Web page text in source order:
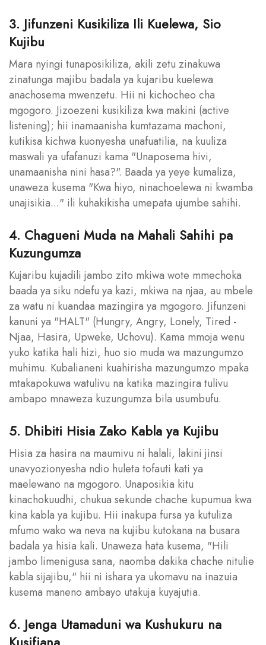
3. Jifunzeni Kusikiliza Ili Kuelewa, Sio
Kujibu
Mara nyingi tunaposikiliza, akili zetu zinakuwa
zinatunga majibu badala ya kujaribu kuelewa
anachosema mwenzetu. Hii ni kichocheo cha
mgogoro. Jizoezeni kusikiliza kwa makini (active
listening); hii inamaanisha kumtazama machoni,
kutikisa kichwa kuonyesha unafuatilia, na kuuliza
maswali ya ufafanuzi kama "Unaposema hivi,
unamaanisha nini hasa?". Baada ya yeye kumaliza,
unaweza kusema "Kwa hiyo, ninachoelewa ni kwamba
unajisikia..." ili kuhakikisha umepata ujumbe sahihi.
4. Chagueni Muda na Mahali Sahihi pa
Kuzungumza
Kujaribu kujadili jambo zito mkiwa wote mmechoka
baada ya siku ndefu ya kazi, mkiwa na njaa, au mbele
za watu ni kuandaa mazingira ya mgogoro. Jifunzeni
kanuni ya "HALT" (Hungry, Angry, Lonely, Tired -
Njaa, Hasira, Upweke, Uchovu). Kama mmoja wenu
yuko katika hali hizi, huo sio muda wa mazungumzo
muhimu. Kubalianeni kuahirisha mazungumzo mpaka
mtakapokuwa watulivu na katika mazingira tulivu
ambapo mnaweza kuzungumza bila usumbufu.
5. Dhibiti Hisia Zako Kabla ya Kujibu
Hisia za hasira na maumivu ni halali, lakini jinsi
unavyozionyesha ndio huleta tofauti kati ya
maelewano na mgogoro. Unaposikia kitu
kinachokuudhi, chukua sekunde chache kupumua kwa
kina kabla ya kujibu. Hii inakupa fursa ya kutuliza
mfumo wako wa neva na kujibu kutokana na busara
badala ya hisia kali. Unaweza hata kusema, "Hili
jambo limenigusa sana, naomba dakika chache nitulie
kabla sijajibu," hii ni ishara ya ukomavu na inazuia
kusema maneno ambayo utakuja kuyajutia.
6. Jenga Utamaduni wa Kushukuru na